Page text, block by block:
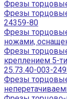
Фрезы
Фрезы
24359-80
Фрезы
ножами,
Фрезы
креплением 5-
25.73.40-003-
Фрезы